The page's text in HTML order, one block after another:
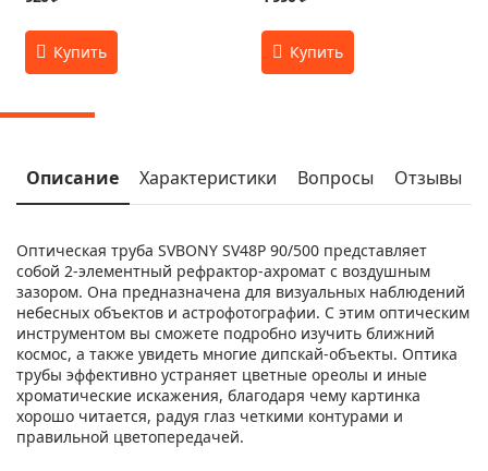
Описание Характеристики Вопросы Отзывы
Оптическая труба SVBONY SV48P 90/500 представляет
собой 2-элементный рефрактор-ахромат с воздушным
зазором. Она предназначена для визуальных наблюдений
небесных объектов и астрофотографии. С этим оптическим
инструментом вы сможете подробно изучить ближний
космос, а также увидеть многие дипскай-объекты. Оптика
трубы эффективно устраняет цветные ореолы и иные
хроматические искажения, благодаря чему картинка
хорошо читается, радуя глаз четкими контурами и
правильной цветопередачей.